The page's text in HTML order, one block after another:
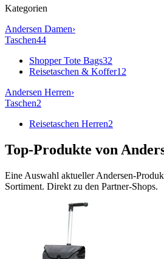
Kategorien
Andersen Damen›
Taschen44
Shopper Tote Bags32
Reisetaschen & Koffer12
Andersen Herren›
Taschen2
Reisetaschen Herren2
Top-Produkte von
Eine Auswahl aktuellerAndersen-
Sortiment. Direkt zu den Partner-Shops.